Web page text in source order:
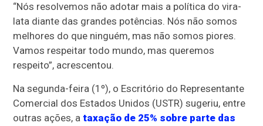
“Nós resolvemos não adotar mais a política do vira-
lata diante das grandes potências. Nós não somos
melhores do que ninguém, mas não somos piores.
Vamos respeitar todo mundo, mas queremos
respeito”, acrescentou.
Na segunda-feira (1º), o Escritório do Representante
Comercial dos Estados Unidos (USTR) sugeriu, entre
outras ações, ataxação de 25% sobre parte das